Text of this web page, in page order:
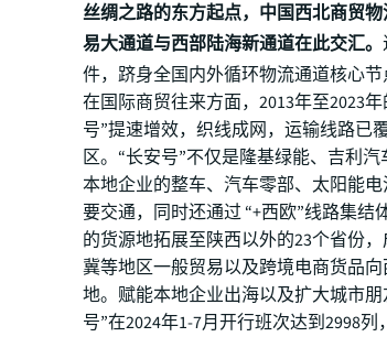
丝绸之路的东方起点，中国西北商贸
易大通道与西部陆海新通道在此交汇。
件，跻身全国内外循环物流通道核心节
在国际商贸往来方面，2013年至2023
号”提速增效，织线成网，运输线路已
区。“长安号”不仅是隆基绿能、吉利
本地企业的整车、汽车零部、太阳能
要交通，同时还通过 “+西欧”线路集结
的货源地拓展至陕西以外的23个省份
冀等地区一般贸易以及跨境电商货品
地。赋能本地企业出海以及扩大城市
号”在2024年1-7月开行班次达到2998